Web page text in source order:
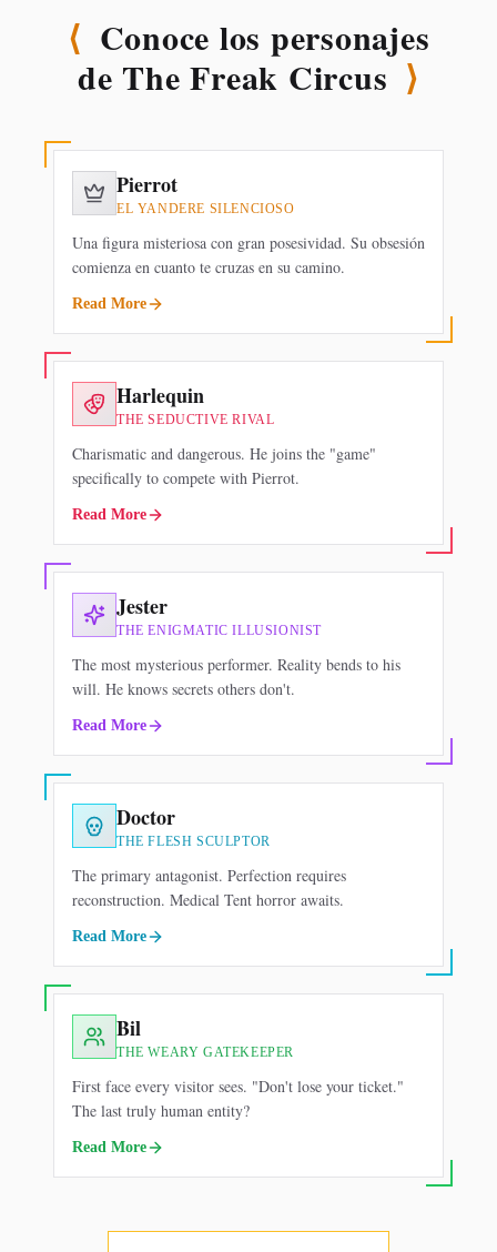
⟨ Conoce los personajes
de The Freak Circus ⟩
RUTA PRINCIPAL
Pierrot
EL YANDERE SILENCIOSO
Una figura misteriosa con gran posesividad. Su obsesión
comienza en cuanto te cruzas en su camino.
Read More
MAIN ROUTE
Harlequin
THE SEDUCTIVE RIVAL
Charismatic and dangerous. He joins the "game"
specifically to compete with Pierrot.
Read More
SECRET ROUTE
Jester
THE ENIGMATIC ILLUSIONIST
The most mysterious performer. Reality bends to his
will. He knows secrets others don't.
Read More
ANTAGONIST
Doctor
THE FLESH SCULPTOR
The primary antagonist. Perfection requires
reconstruction. Medical Tent horror awaits.
Read More
OBSERVER
Bil
THE WEARY GATEKEEPER
First face every visitor sees. "Don't lose your ticket."
The last truly human entity?
Read More